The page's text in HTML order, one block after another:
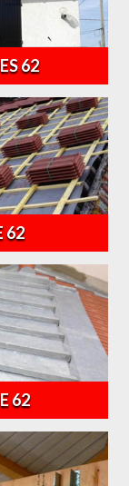
62
62
62